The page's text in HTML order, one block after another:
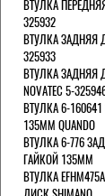
ВТУЛКА ПЕРЕДНЯЯ
325932
ВТУЛКА ЗАДНЯЯ
325933
ВТУЛКА ЗАДНЯЯ
NOVATEC 5-
ВТУЛКА 6-
135ММ QUANDO
ВТУЛКА 6-776
ГАЙКОЙ 135ММ
ВТУЛКА